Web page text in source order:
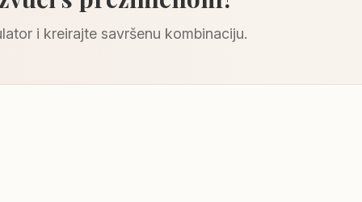
i kreirajte savršenu kombinaciju.